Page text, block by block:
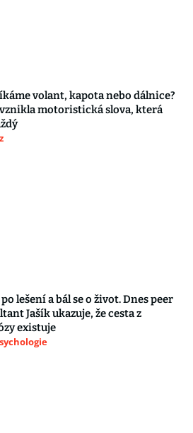
volant, kapota nebo dálnice?
motoristická slova, která
lešení a bál se o život. Dnes peer
Jašík ukazuje, že cesta z
existuje